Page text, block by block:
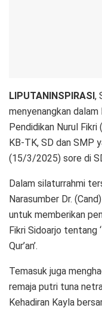
LIPUTANINSPIRASI,
menyenangkan
Pendidikan Nurul Fikri
KB-TK, SD dan SMP
(15/3/2025) sore di
Dalam silaturrahmi
Narasumber Dr.
untuk memberikan
Fikri Sidoarjo tentang
Qur’an’.
Temasuk juga
remaja putri tuna
Kehadiran Kayla